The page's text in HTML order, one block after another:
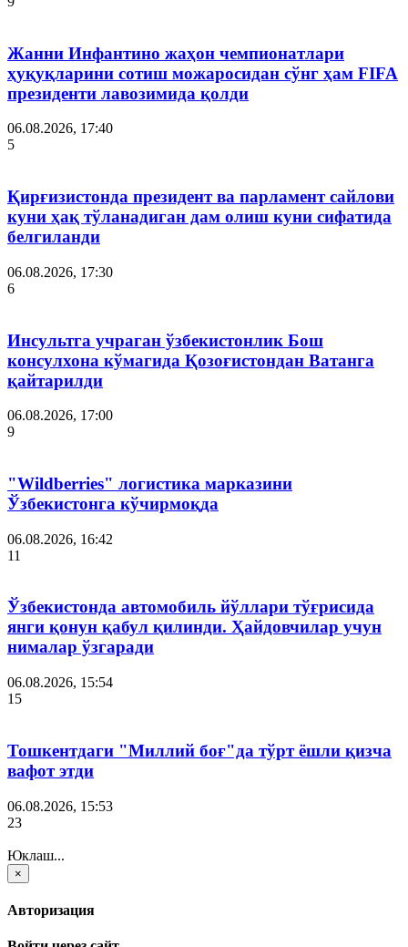
Жанни Инфантино жаҳон чемпионатлари
ҳуқуқларини сотиш можаросидан сўнг ҳам FIFA
президенти лавозимида қолди
06.08.2026, 17:40
5
Қирғизистонда президент ва парламент сайлови
куни ҳақ тўланадиган дам олиш куни сифатида
белгиланди
06.08.2026, 17:30
6
Инсультга учраган ўзбекистонлик Бош
консулхона кўмагида Қозоғистондан Ватанга
қайтарилди
06.08.2026, 17:00
9
"Wildberries" логистика марказини
Ўзбекистонга кўчирмоқда
06.08.2026, 16:42
11
Ўзбекистонда автомобиль йўллари тўғрисида
янги қонун қабул қилинди. Ҳайдовчилар учун
нималар ўзгаради
06.08.2026, 15:54
15
Тошкентдаги "Миллий боғ"да тўрт ёшли қизча
вафот этди
06.08.2026, 15:53
23
Юклаш...
×
Авторизация